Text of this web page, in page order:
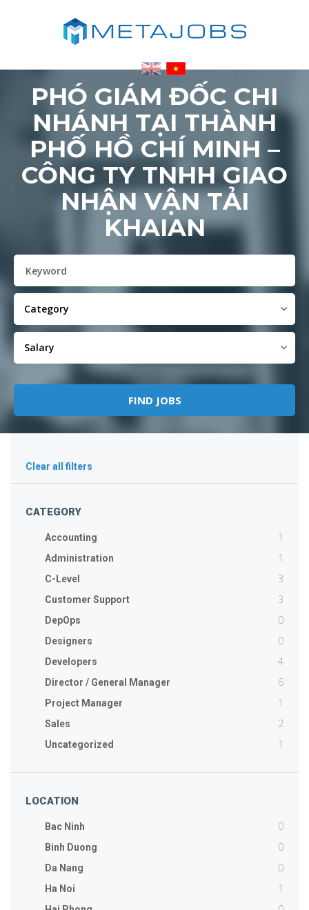
PHÓ GIÁM ĐỐC CHI
NHÁNH TẠI THÀNH
PHỐ HỒ CHÍ MINH –
CÔNG TY TNHH GIAO
NHẬN VẬN TẢI
KHAIAN
Clear all filters
CATEGORY
Accounting 1
Administration 1
C-Level 3
Customer Support 3
DepOps 0
Designers 0
Developers 4
Director / General Manager 6
Project Manager 1
Sales 2
Uncategorized 1
LOCATION
Bac Ninh 0
Binh Duong 0
Da Nang 0
Ha Noi 1